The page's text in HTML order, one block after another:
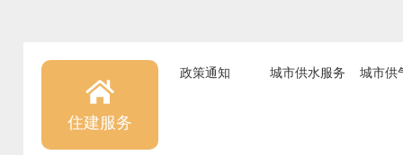
住建服务
政策通知 城市供水服务 城市供